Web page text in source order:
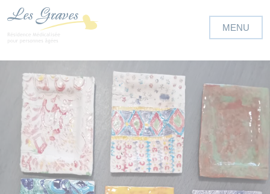
Panneau de gestion des cookies